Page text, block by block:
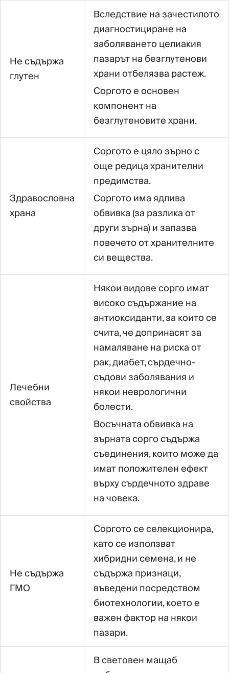
Не съдържа
глутен
Вследствие на зачестилото
диагностициране на
заболяването целиакия
пазарът на безглутенови
храни отбелязва растеж.
Соргото е основен
компонент на
безглутеновите храни.
Здравословна
храна
Соргото е цяло зърно с
още редица хранителни
предимства.
Соргото има ядлива
обвивка (за разлика от
други зърна) и запазва
повечето от хранителните
си вещества.
Лечебни
свойства
Някои видове сорго имат
високо съдържание на
антиоксиданти, за които се
счита, че допринасят за
намаляване на риска от
рак, диабет, сърдечно-
съдови заболявания и
някои неврологични
болести.
Восъчната обвивка на
зърната сорго съдържа
съединения, които може да
имат положителен ефект
върху сърдечното здраве
на човека.
Не съдържа
ГМО
Соргото се селекционира,
като се използват
хибридни семена, и не
съдържа признаци,
въведени посредством
биотехнологии, което е
важен фактор на някои
пазари.
В световен мащаб